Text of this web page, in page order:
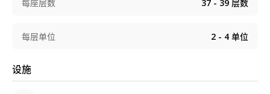
每座层数 37 - 39 层数
每层单位 2 - 4 单位
设施